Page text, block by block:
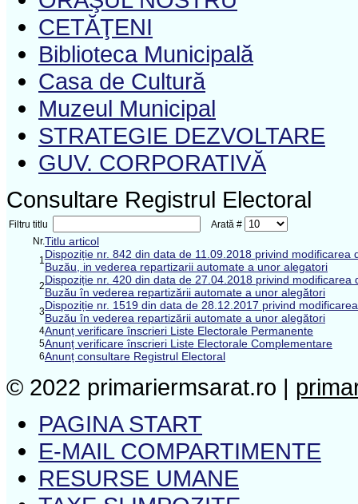
CETĂŢENI
Biblioteca Municipală
Casa de Cultură
Muzeul Municipal
STRATEGIE DEZVOLTARE
GUV. CORPORATIVĂ
Consultare Registrul Electoral
Filtru titlu
Arată #
Nr.Titlu articol
1Dispoziție nr. 842 din data de 11.09.2018 privind
Buzău, in vederea repartizarii automate a unor alegatori
2Dispoziție nr. 420 din data de 27.04.2018 privind
Buzău în vederea repartizării automate a unor alegători
3Dispoziție nr. 1519 din data de 28.12.2017 privind
Buzău în vederea repartizării automate a unor alegători
4Anunț verificare înscrieri Liste Electorale Permanente
5Anunț verificare înscrieri Liste Electorale Complementare
6Anunț consultare Registrul Electoral
© 2022 primariermsarat.ro |
PAGINA START
E-MAIL COMPARTIMENTE
RESURSE UMANE